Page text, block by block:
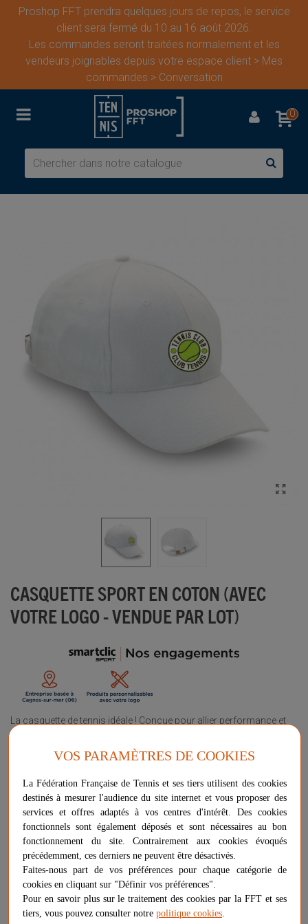
Proshop FFT prendra quelques jours de repos, le service
client sera fermé du 10 au 16 août 2026.
Les commandes seront traitées normalement et les
vendeurs joignables depuis votre espace client > Mes
commandes > Conversation
0
CASQUETTE SPORT EN COTON (AVEC
VOTRE LOGO - VENDUE PAR LOT)
La casquette de tennis idéale ! Conçue pour allier performance et
style, cette casquette est parfaite pour vos équipes et adhérents.
Elle assure un confort optimal pendant les matchs tout en
protégeant du soleil. Offrez-les ou revendez-les à vos adhérents, ils
porteront haut les couleurs de votre club !
Plus d'informations sur ce produit
Voir les questions / réponses
Conditionnement
Couleur
bleu
vert rouge noir gris
VOS PARAMÈTRES DE COOKIES
La Fédération Française de Tennis et ses tiers utilisent des cookies
destinés à mesurer l'audience du site internet et vous proposer des
services et offres adaptés à vos centres d'intérêt. Des cookies
fonctionnels sont également déposés et sont nécessaires au bon
fonctionnement du site. Contrairement aux cookies évoqués
précédemment, ces derniers ne peuvent être désactivés.
Faites-nous part de vos préférences pour chaque catégorie de
cookies en cliquant sur "Définir vos préférences".
Pour en savoir plus sur le traitement des cookies par la FFT et ses
tiers, vous pouvez consulter notre politique cookies